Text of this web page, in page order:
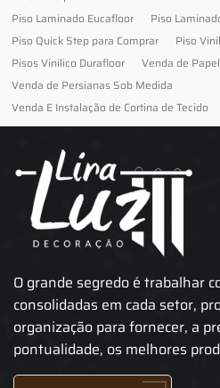
Piso Laminado Eucafloor
Piso
Piso Quick Step para Comprar
Piso
Pisos Vinilico Durafloor
Venda de
Venda de Persianas Sob Medida
Venda E Instalação de Cortina de Tecido
O grande segredo é trabalhar
consolidadas em cada setor,
organização para fornecer, a
pontualidade, os melhores